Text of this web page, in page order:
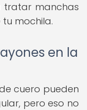
manchas
mochila.
en la
cuero pueden
pero eso no